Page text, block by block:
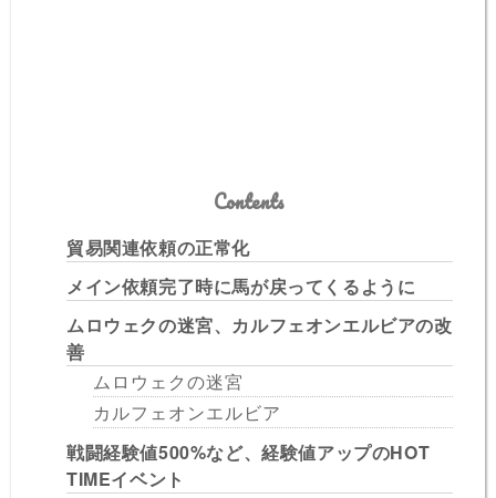
Contents
貿易関連依頼の正常化
メイン依頼完了時に馬が戻ってくるように
ムロウェクの迷宮、カルフェオンエルビアの改
善
ムロウェクの迷宮
カルフェオンエルビア
戦闘経験値500%など、経験値アップのHOT
TIMEイベント